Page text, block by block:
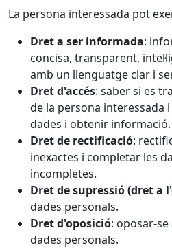
La persona interessada pot
Dret a ser informada:
concisa, transparent,
amb un llenguatge clar i
Dret d'accés: saber si es
de la persona interessada
dades i obtenir informació.
Dret de rectificació:
inexactes i completar les
incompletes.
Dret de supressió (dret a
dades personals.
Dret d'oposició: oposar-
dades personals.